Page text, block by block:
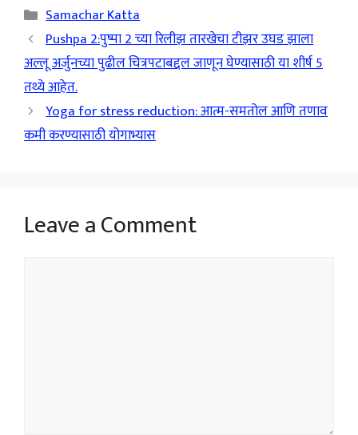
Categories
Samachar Katta
Pushpa 2:पुष्पा 2 च्या रिलीझ तारखेचा टीझर उघड झाला
अल्लू अर्जुनच्या पुढील चित्रपटाबद्दल जाणून घेण्यासाठी या शीर्ष 5
तथ्ये आहेत.
Yoga for stress reduction: आत्म-समतोल आणि तणाव
कमी करण्यासाठी योगाभ्यास
Leave a Comment